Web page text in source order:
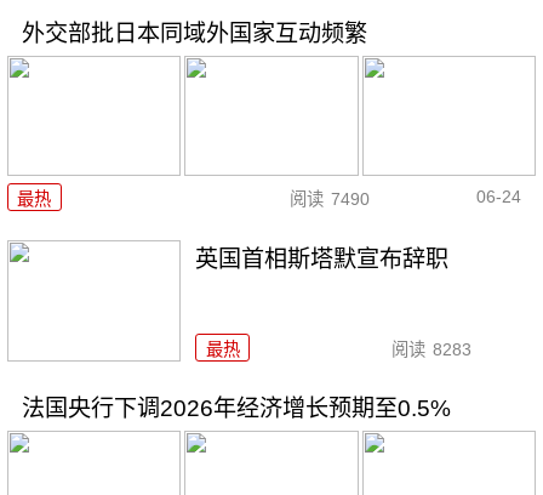
外交部批日本同域外国家互动频繁
最热 阅读 7490 06-24
英国首相斯塔默宣布辞职
最热 阅读 8283
法国央行下调2026年经济增长预期至0.5%